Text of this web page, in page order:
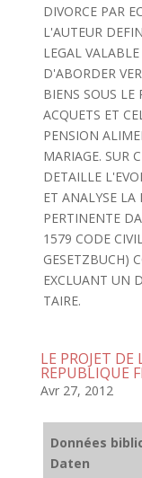
DIVORCE PAR
L'AUTEUR
LEGAL
D'ABORDER
BIENS SOUS LE
ACQUETS ET
PENSION
MARIAGE. SUR
DETAILLE
ET ANALYSE LA
PERTINENTE
1579 CODE
GESETZBUCH)
EXCLUANT UN
TAIRE.
LE PROJET
REPUBLIQUE
Avr 27, 2012
Données
Daten